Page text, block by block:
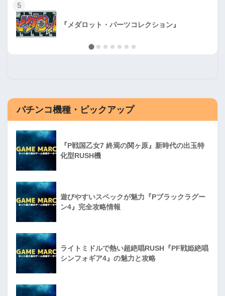
5
『メダロット・パーツコレクション』
パチンコ機種・ピックアップ
『P戦国乙女7 終焉の関ヶ原』新時代の出玉特
化型RUSH機
遊びやすいスペックが魅力『Pブラックラグー
ン4』完全攻略情報
ライトミドルで熱い超絶唱RUSH『PF戦姫絶唱
シンフォギア4』の魅力と攻略